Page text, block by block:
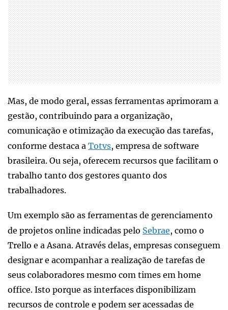
Mas, de modo geral, essas ferramentas aprimoram a
gestão, contribuindo para a organização,
comunicação e otimização da execução das tarefas,
conforme destaca a Totvs, empresa de software
brasileira. Ou seja, oferecem recursos que facilitam o
trabalho tanto dos gestores quanto dos
trabalhadores.
Um exemplo são as ferramentas de gerenciamento
de projetos online indicadas pelo Sebrae, como o
Trello e a Asana. Através delas, empresas conseguem
designar e acompanhar a realização de tarefas de
seus colaboradores mesmo com times em home
office. Isto porque as interfaces disponibilizam
recursos de controle e podem ser acessadas de